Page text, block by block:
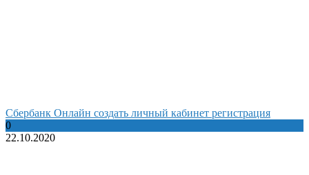
Сбербанк Онлайн создать личный кабинет регистрация
0
22.10.2020